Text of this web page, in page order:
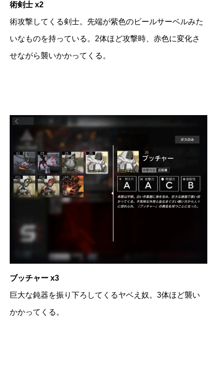
術剣士 x2
術攻撃してくる剣士。先端が紫色のビールサーベルみた
いなものを持っている。2体ほど攻撃時、赤色に変化さ
せながら襲いかかってくる。
ブッチャー x3
巨大な鈍器を振り下ろしてくるヤベえ奴。3体ほど襲い
かかってくる。